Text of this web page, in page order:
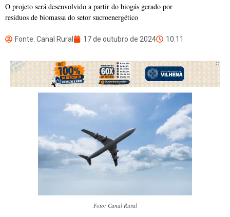
O projeto será desenvolvido a partir do biogás gerado por
resíduos de biomassa do setor sucroenergético
Fonte: Canal Rural 17 de outubro de 2024 10:11
Foto: Canal Rural